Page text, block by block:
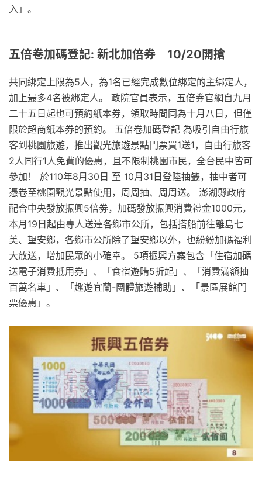
入」。
五倍卷加碼登記: 新北加倍券 10/20開搶
共同綁定上限為5人，為1名已經完成數位綁定的主綁定人，
加上最多4名被綁定人。 政院官員表示，五倍券官網自九月
二十五日起也可預約紙本券，領取時間同為十月八日，但僅
限於超商紙本券的預約。 五倍卷加碼登記 為吸引自由行旅
客到桃園旅遊，推出觀光旅遊景點門票買1送1，自由行旅客
2人同行1人免費的優惠，且不限制桃園市民，全台民中皆可
參加！ 於110年8月30日 至 10月31日登陸抽籤，抽中者可
憑卷至桃園觀光景點使用，周周抽、周周送。 澎湖縣政府
配合中央發放振興5倍劵，加碼發放振興消費禮金1000元，
本月19日起由專人送達各鄉市公所，包括搭船前往離島七
美、望安鄉，各鄉市公所除了望安鄉以外，也紛紛加碼福利
大放送，增加民眾的小確幸。 5項振興方案包含「住宿加碼
送電子消費抵用券」、「食宿遊購5折起」、「消費滿額抽
百萬名車」、「趣遊宜蘭-團體旅遊補助」、「景區展館門
票優惠」。